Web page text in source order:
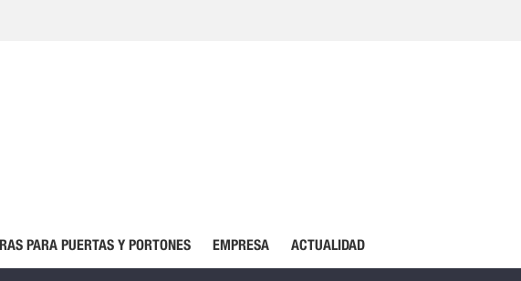
PARA PUERTAS Y PORTONES EMPRESA ACTUALIDAD